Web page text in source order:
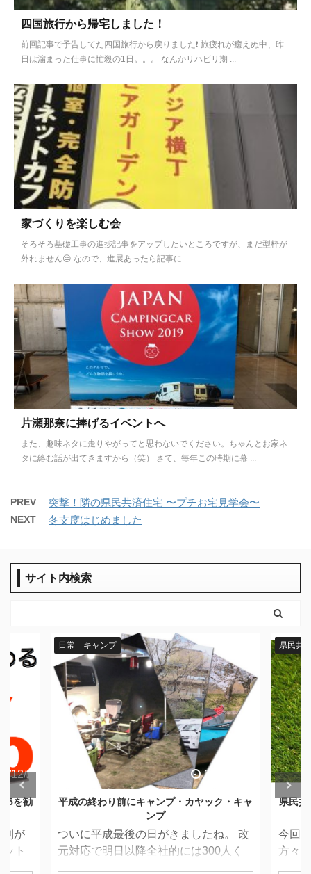
四国旅行から帰宅しました！
前回記事で予告してた四国旅行から戻りました❗️ 旅疲れが癒えぬ中、昨
日は溜まった仕事に忙殺の1日。。。 なんかリハビリ期 ...
家づくりを楽しむ会
そろそろ基礎工事の進捗記事をアップしたいところですが、まだ型枠が
外れません😑 なので、進展あったら記事に ...
片瀬那奈に捧げるイベントへ
また、趣味ネタに走りやがってと思わないでください。ちゃんとお家ネ
タに絡む話が出てきますから（笑） さて、毎年この時期に幕 ...
PREV 突撃！隣の県民共済住宅 〜プチお宅見学会〜
NEXT 冬支度はじめました
サイト内検索
4/30
・キャ
改
く
県民共済住宅 住宅設備
県民共済住宅で導入して良かった設備・オプ
ション
今回は、このブログに来てくださる
方々の人気検索ワードの一つであるオ
日常
ませ
事を
ろほ